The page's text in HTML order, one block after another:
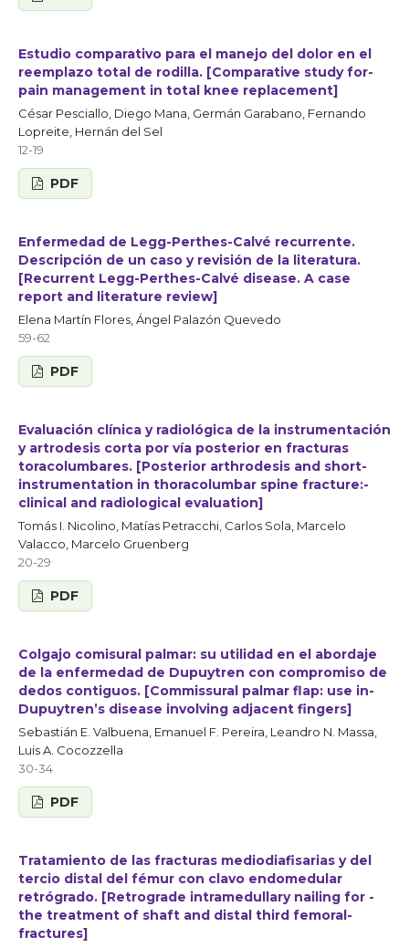
Estudio comparativo para el manejo del dolor en el
reemplazo total de rodilla. [Comparative ­study­ for­
pain­ management ­in­ total­ knee ­replacement]
César Pesciallo, Diego Mana, Germán Garabano, Fernando
Lopreite, Hernán del Sel
12-19
PDF
Enfermedad de Legg-Perthes-Calvé recurrente.
Descripción de un caso y revisión de la literatura.
[Recurrent Legg-Perthes-Calvé disease. A case
report and literature review]
Elena Martín Flores, Ángel Palazón Quevedo
59-62
PDF
Evaluación clínica y radiológica de la instrumentación
y artrodesis corta por vía posterior en fracturas
toracolumbares. [Posterior­ arthrodesis ­and­ short­
instrumentation­ in­ thoracolumbar­ spine ­fracture:­
clinical­ and­ radiological­ evaluation­]
Tomás I. Nicolino, Matías Petracchi, Carlos Sola, Marcelo
Valacco, Marcelo Gruenberg
20-29
PDF
Colgajo comisural palmar: su utilidad en el abordaje
de la enfermedad de Dupuytren con compromiso de
dedos contiguos. [Commissural­ palmar­ flap:­ use­ in­
Dupuytren’s­ disease­ involving­ adjacent­ fingers]
Sebastián E. Valbuena, Emanuel F. Pereira, Leandro N. Massa,
Luis A. Cocozzella
30-34
PDF
Tratamiento de las fracturas mediodiafisarias y del
tercio distal del fémur con clavo endomedular
retrógrado. [Retrograde ­intramedullary­ nailing­ for ­
the­ treatment­ of­ shaft ­and­ distal ­third­ femoral­
fractures]